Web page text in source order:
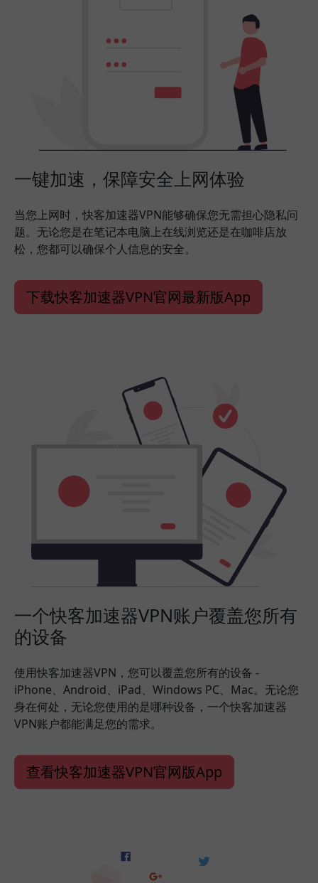
一键加速，保障安全上网体验
当您上网时，快客加速器VPN能够确保您无需担心隐私问
题。无论您是在笔记本电脑上在线浏览还是在咖啡店放
松，您都可以确保个人信息的安全。
下载快客加速器VPN官网最新版App
一个快客加速器VPN账户覆盖您所有
的设备
使用快客加速器VPN，您可以覆盖您所有的设备 -
iPhone、Android、iPad、Windows PC、Mac。无论您
身在何处，无论您使用的是哪种设备，一个快客加速器
VPN账户都能满足您的需求。
查看快客加速器VPN官网版App